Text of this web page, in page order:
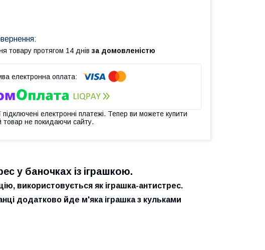
товару протягом 14 днів за домовленістю
підключені електронні платежі. Тепер ви можете купити
товар не покидаючи сайту.
у баночках із іграшкою.
використовується як іграшка-антистрес.
додатково йде м'яка іграшка з кульками